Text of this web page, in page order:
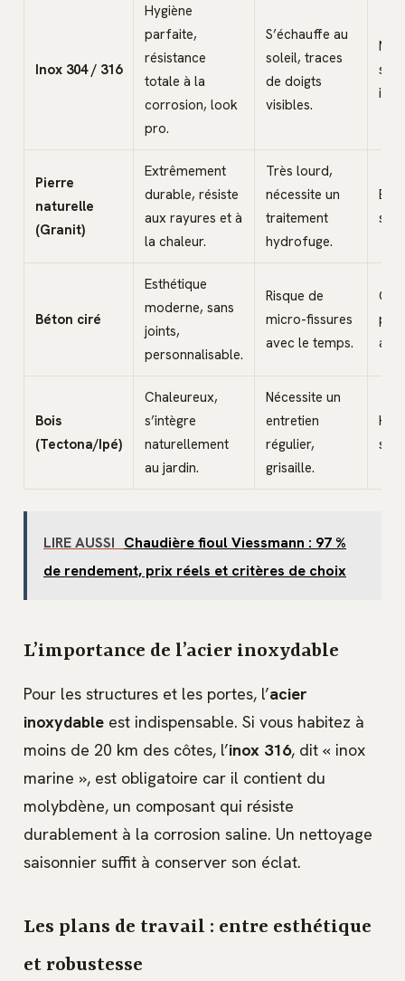
Inox 304 / 316
Hygiène
parfaite,
résistance
totale à la
corrosion, look
pro.
S’échauffe au
soleil, traces
de doigts
visibles.
Pierre
naturelle
(Granit)
Extrêmement
durable, résiste
aux rayures et à
la chaleur.
Très lourd,
nécessite un
traitement
hydrofuge.
Eau
Béton ciré
Esthétique
moderne, sans
joints,
personnalisable.
Risque de
micro-fissures
avec le temps.
Bois
(Tectona/Ipé)
Chaleureux,
s’intègre
naturellement
au jardin.
Nécessite un
entretien
régulier,
grisaille.
LIRE AUSSI Chaudière fioul Viessmann : 97 %
de rendement, prix réels et critères de choix
L’importance de l’acier inoxydable
Pour les structures et les portes, l’acier
inoxydable est indispensable. Si vous habitez à
moins de 20 km des côtes, l’inox 316, dit « inox
marine », est obligatoire car il contient du
molybdène, un composant qui résiste
durablement à la corrosion saline. Un nettoyage
saisonnier suffit à conserver son éclat.
Les plans de travail : entre esthétique
et robustesse